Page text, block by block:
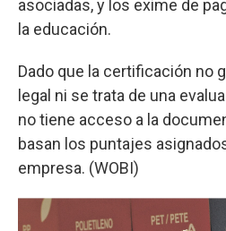
asociadas, y los exime de
la educación.
Dado que la certificación no
legal ni se trata de una
no tiene acceso a la
basan los puntajes
empresa. (WOBI)